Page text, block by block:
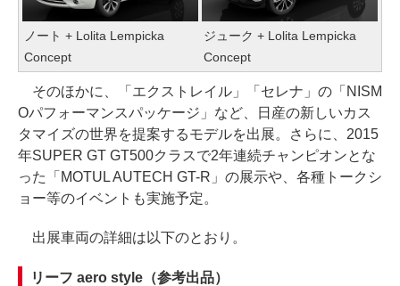
ノート + Lolita Lempicka
Concept
ジューク + Lolita Lempicka
Concept
そのほかに、「エクストレイル」「セレナ」の「NISM
Oパフォーマンスパッケージ」など、日産の新しいカス
タマイズの世界を提案するモデルを出展。さらに、2015
年SUPER GT GT500クラスで2年連続チャンピオンとな
った「MOTUL AUTECH GT-R」の展示や、各種トークシ
ョー等のイベントも実施予定。
出展車両の詳細は以下のとおり。
リーフ aero style（参考出品）